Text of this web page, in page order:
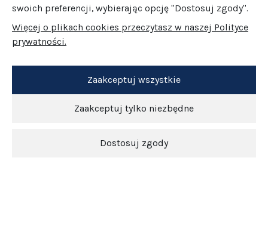
swoich preferencji, wybierając opcję "Dostosuj zgody".
Więcej o plikach cookies przeczytasz w naszej Polityce
prywatności.
Zaakceptuj tylko niezbędne
Dostosuj zgody
Zaakceptuj wszystkie